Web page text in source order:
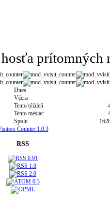
prítomných
Dnes
Včera
Tento týždeň
Tento mesiac
Spolu
Counter 1.0.3
RSS